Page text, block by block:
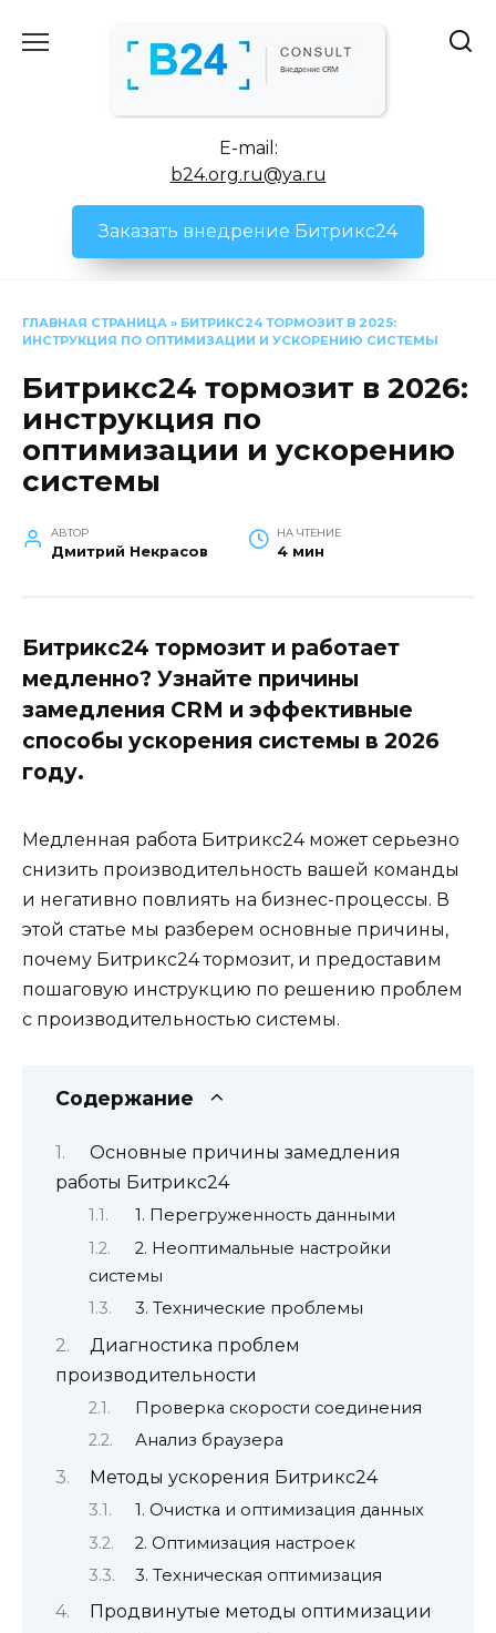
E-mail:
b24.org.ru@ya.ru
Заказать внедрение Битрикс24
ГЛАВНАЯ СТРАНИЦА » БИТРИКС24 ТОРМОЗИТ В 2025:
ИНСТРУКЦИЯ ПО ОПТИМИЗАЦИИ И УСКОРЕНИЮ СИСТЕМЫ
Битрикс24 тормозит в 2026:
инструкция по
оптимизации и ускорению
системы
АВТОР
Дмитрий Некрасов
НА ЧТЕНИЕ
4 мин
Битрикс24 тормозит и работает
медленно? Узнайте причины
замедления CRM и эффективные
способы ускорения системы в 2026
году.
Медленная работа Битрикс24 может серьезно
снизить производительность вашей команды
и негативно повлиять на бизнес-процессы. В
этой статье мы разберем основные причины,
почему Битрикс24 тормозит, и предоставим
пошаговую инструкцию по решению проблем
с производительностью системы.
Содержание
Основные причины замедления
работы Битрикс24
1. Перегруженность данными
2. Неоптимальные настройки
системы
3. Технические проблемы
Диагностика проблем
производительности
Проверка скорости соединения
Анализ браузера
Методы ускорения Битрикс24
1. Очистка и оптимизация данных
2. Оптимизация настроек
3. Техническая оптимизация
Продвинутые методы оптимизации